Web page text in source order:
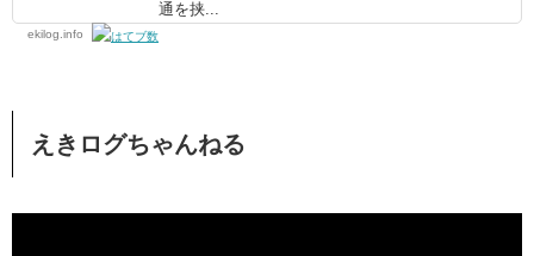
通を挟...
ekilog.info
えきログちゃんねる